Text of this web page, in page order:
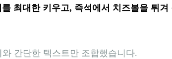
최대한 키우고, 즉석에서 치즈볼을 튀겨
간단한 텍스트만 조합했습니다.